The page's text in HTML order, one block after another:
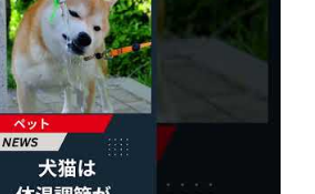
苦手、しかも夏バテは胃腸に
対処法とは？ #犬 #猫 #ペ